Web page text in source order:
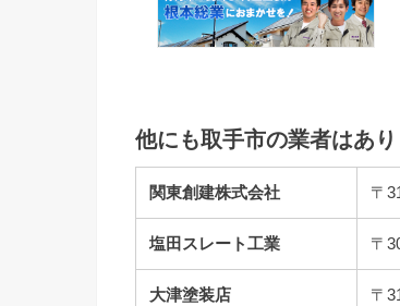
他にも取手市の業者はあり
関東創建株式会社 〒
塩田スレート工業 〒
大津塗装店 〒